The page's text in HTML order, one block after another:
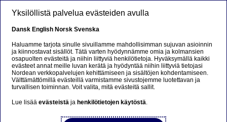
Norjan osakemarkkinat:
paljon muutakin kuin öljyä
Yksilöllistä palvelua evästeiden avulla
Dansk English Norsk Svenska
Haluamme tarjota sinulle sivuillamme mahdollisimman sujuvan asioinnin
ja kiinnostavat sisällöt. Tätä varten hyödynnämme omia ja kolmansien
osapuolten evästeitä ja niihin liittyviä henkilötietoja. Hyväksymällä kaikki
evästeet annat meille luvan kerätä ja hyödyntää niihin liittyviä tietojasi
Nordean verkkopalvelujen kehittämiseen ja sisältöjen kohdentamiseen.
Välttämättömillä evästeillä varmistamme sivustojemme luotettavan ja
turvallisen toiminnan. Voit valita, mitä evästeitä sallit.
Lue lisääevästeistä ja henkilötietojen käytöstä.